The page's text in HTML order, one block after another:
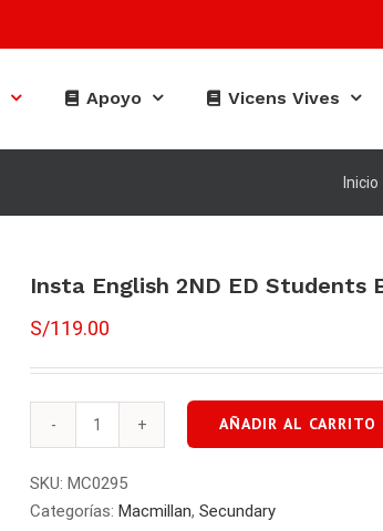
Apoyo Vicens Vives
Inicio
Insta English 2ND ED Students
S/119.00
Insta
2ND
ED
AÑADIR AL CARRITO
SKU: MC0295
Categorías: Macmillan, Secundary